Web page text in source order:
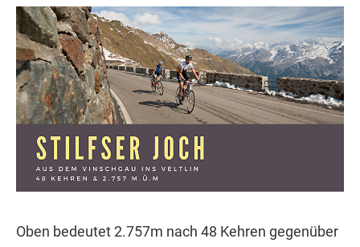
Oben bedeutet 2.757m nach 48 Kehren gegenüber